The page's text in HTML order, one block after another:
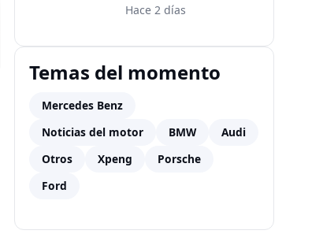
Hace 2 días
Temas del momento
Mercedes Benz
Noticias del motor
BMW
Audi
Otros
Xpeng
Porsche
Ford